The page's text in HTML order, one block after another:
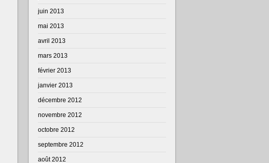
juin 2013
mai 2013
avril 2013
mars 2013
février 2013
janvier 2013
décembre 2012
novembre 2012
octobre 2012
septembre 2012
août 2012